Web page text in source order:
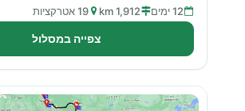
12 ימים 1,912 km 19 אטרקציות
צפייה במסלול